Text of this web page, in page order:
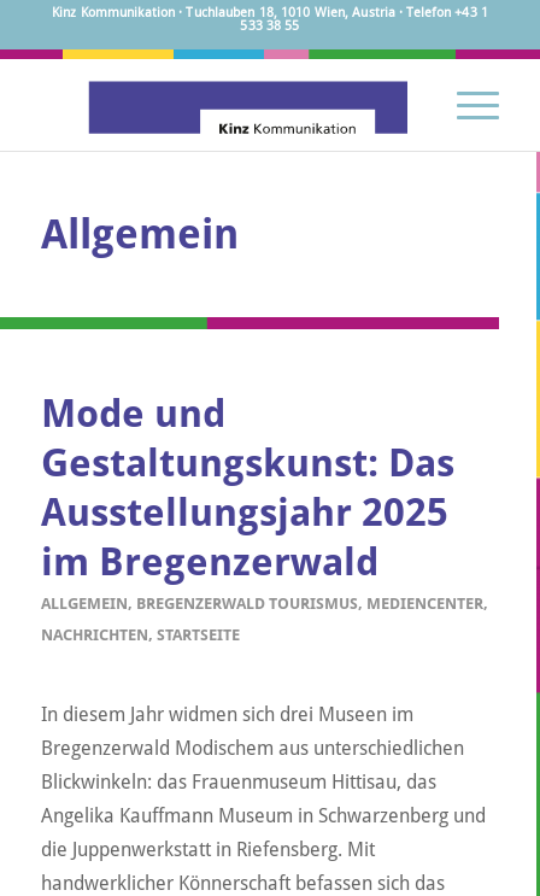
Kinz Kommunikation · Tuchlauben 18, 1010 Wien, Austria · Telefon +43 1
533 38 55
Allgemein
Mode und
Gestaltungskunst: Das
Ausstellungsjahr 2025
im Bregenzerwald
ALLGEMEIN, BREGENZERWALD TOURISMUS, MEDIENCENTER,
NACHRICHTEN, STARTSEITE
In diesem Jahr widmen sich drei Museen im
Bregenzerwald Modischem aus unterschiedlichen
Blickwinkeln: das Frauenmuseum Hittisau, das
Angelika Kauffmann Museum in Schwarzenberg und
die Juppenwerkstatt in Riefensberg. Mit
handwerklicher Könnerschaft befassen sich das